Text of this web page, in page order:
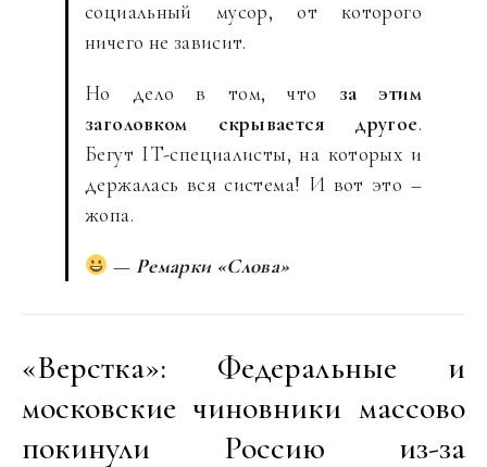
социальный мусор, от которого
ничего не зависит.
Но дело в том, что за этим
заголовком скрывается другое.
Бегут IT-специалисты, на которых и
держалась вся система! И вот это –
жопа.
— Ремарки «Слова»
«Верстка»: Федеральные и
московские чиновники массово
покинули Россию из-за